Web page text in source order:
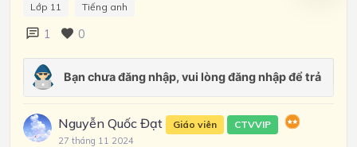
Lớp 11 Tiếng anh
1 0
Nguyễn Quốc Đạt Giáo viên CTVVIP
27 tháng 11 2024